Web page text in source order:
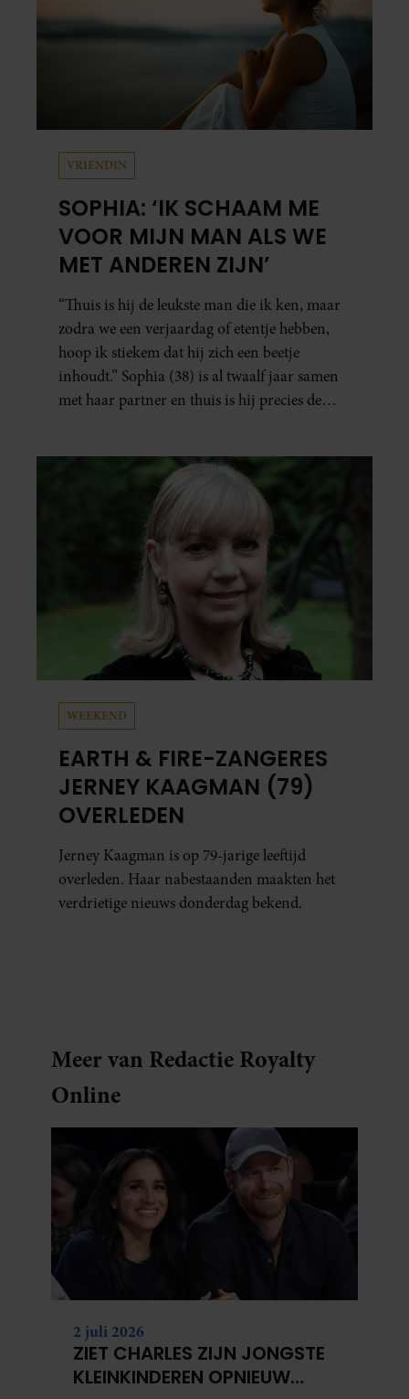
VRIENDIN
SOPHIA: ‘IK SCHAAM ME
VOOR MIJN MAN ALS WE
MET ANDEREN ZIJN’
“Thuis is hij de leukste man die ik ken, maar
zodra we een verjaardag of etentje hebben,
hoop ik stiekem dat hij zich een beetje
inhoudt.” Sophia (38) is al twaalf jaar samen
met haar partner en thuis is hij precies de
vaker schaamt zodra ze samen onder de
WEEKEND
EARTH & FIRE-ZANGERES
JERNEY KAAGMAN (79)
OVERLEDEN
Jerney Kaagman is op 79-jarige leeftijd
overleden. Haar nabestaanden maakten het
verdrietige nieuws donderdag bekend.
Meer van Redactie Royalty
Online
2 juli 2026
ZIET CHARLES ZIJN JONGSTE
KLEINKINDEREN OPNIEUW